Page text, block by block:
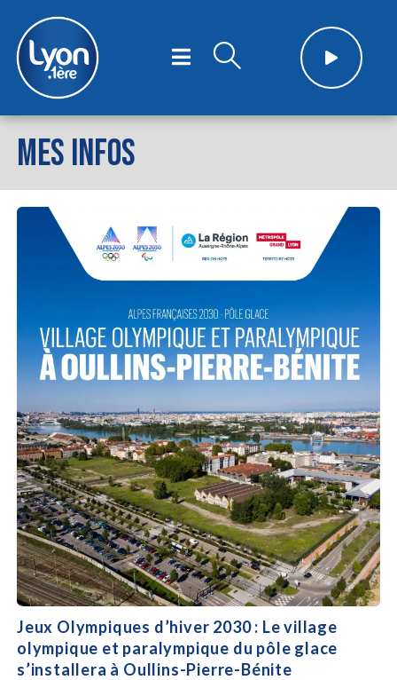
MES INFOS
Jeux Olympiques d’hiver 2030 : Le village
olympique et paralympique du pôle glace
s’installera à Oullins-Pierre-Bénite